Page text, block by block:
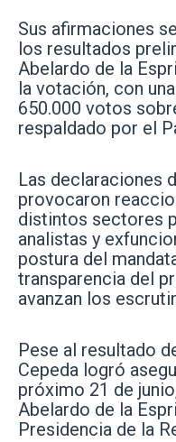
Sus afirmaciones
los resultados
Abelardo de la
la votación, con
650.000 votos
respaldado por el
Las declaraciones
provocaron
distintos sectores
analistas y
postura del
transparencia del
avanzan los
Pese al resultado
Cepeda logró
próximo 21 de
Abelardo de la
Presidencia de la